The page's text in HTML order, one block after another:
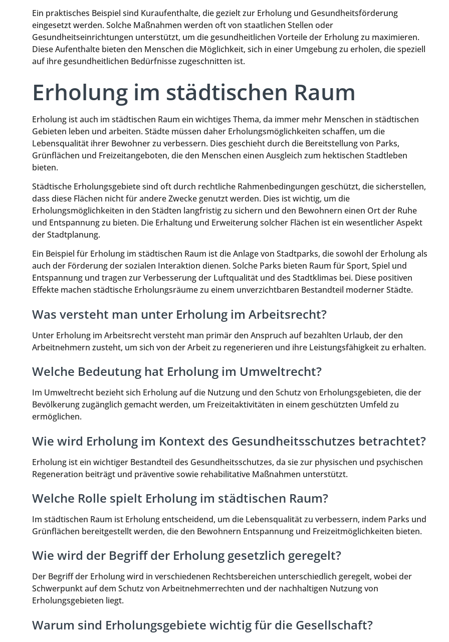
Ein praktisches Beispiel sind Kuraufenthalte, die gezielt zur Erholung und Gesundheitsförderung
eingesetzt werden. Solche Maßnahmen werden oft von staatlichen Stellen oder
Gesundheitseinrichtungen unterstützt, um die gesundheitlichen Vorteile der Erholung zu maximieren.
Diese Aufenthalte bieten den Menschen die Möglichkeit, sich in einer Umgebung zu erholen, die speziell
auf ihre gesundheitlichen Bedürfnisse zugeschnitten ist.
Erholung im städtischen Raum
Erholung ist auch im städtischen Raum ein wichtiges Thema, da immer mehr Menschen in städtischen
Gebieten leben und arbeiten. Städte müssen daher Erholungsmöglichkeiten schaffen, um die
Lebensqualität ihrer Bewohner zu verbessern. Dies geschieht durch die Bereitstellung von Parks,
Grünflächen und Freizeitangeboten, die den Menschen einen Ausgleich zum hektischen Stadtleben
bieten.
Städtische Erholungsgebiete sind oft durch rechtliche Rahmenbedingungen geschützt, die sicherstellen,
dass diese Flächen nicht für andere Zwecke genutzt werden. Dies ist wichtig, um die
Erholungsmöglichkeiten in den Städten langfristig zu sichern und den Bewohnern einen Ort der Ruhe
und Entspannung zu bieten. Die Erhaltung und Erweiterung solcher Flächen ist ein wesentlicher Aspekt
der Stadtplanung.
Ein Beispiel für Erholung im städtischen Raum ist die Anlage von Stadtparks, die sowohl der Erholung als
auch der Förderung der sozialen Interaktion dienen. Solche Parks bieten Raum für Sport, Spiel und
Entspannung und tragen zur Verbesserung der Luftqualität und des Stadtklimas bei. Diese positiven
Effekte machen städtische Erholungsräume zu einem unverzichtbaren Bestandteil moderner Städte.
Was versteht man unter Erholung im Arbeitsrecht?
Unter Erholung im Arbeitsrecht versteht man primär den Anspruch auf bezahlten Urlaub, der den
Arbeitnehmern zusteht, um sich von der Arbeit zu regenerieren und ihre Leistungsfähigkeit zu erhalten.
Welche Bedeutung hat Erholung im Umweltrecht?
Im Umweltrecht bezieht sich Erholung auf die Nutzung und den Schutz von Erholungsgebieten, die der
Bevölkerung zugänglich gemacht werden, um Freizeitaktivitäten in einem geschützten Umfeld zu
ermöglichen.
Wie wird Erholung im Kontext des Gesundheitsschutzes betrachtet?
Erholung ist ein wichtiger Bestandteil des Gesundheitsschutzes, da sie zur physischen und psychischen
Regeneration beiträgt und präventive sowie rehabilitative Maßnahmen unterstützt.
Welche Rolle spielt Erholung im städtischen Raum?
Im städtischen Raum ist Erholung entscheidend, um die Lebensqualität zu verbessern, indem Parks und
Grünflächen bereitgestellt werden, die den Bewohnern Entspannung und Freizeitmöglichkeiten bieten.
Wie wird der Begriff der Erholung gesetzlich geregelt?
Der Begriff der Erholung wird in verschiedenen Rechtsbereichen unterschiedlich geregelt, wobei der
Schwerpunkt auf dem Schutz von Arbeitnehmerrechten und der nachhaltigen Nutzung von
Erholungsgebieten liegt.
Warum sind Erholungsgebiete wichtig für die Gesellschaft?